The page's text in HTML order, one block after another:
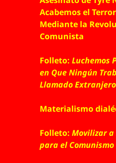
Acabemos el
Mediante la
Comunista
Folleto:Luchemos
en Que Ningún
Llamado Extranjero
Materialismo
Folleto:Movilizar a
para el Comunismo